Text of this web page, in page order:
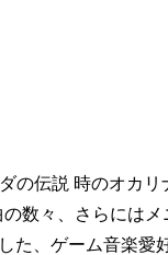
の伝説 時のオカリ
数々、さらには
た、ゲーム音楽愛